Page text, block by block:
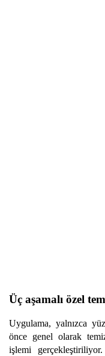
Üç aşamalı özel
Uygulama, yalnızca
önce genel olarak
işlemi